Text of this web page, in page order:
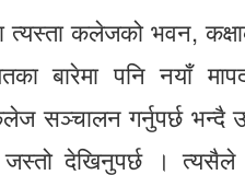
त्यस्ता कलेजको भवन,
बारेमा पनि नयाँ
सञ्चालन गर्नुपर्छ भन्दै
देखिनुपर्छ । त्यसैले